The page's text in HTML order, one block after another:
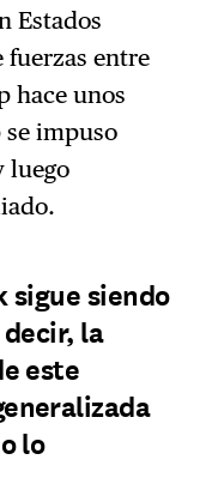
Estados
fuerzas entre
hace unos
impuso
luego
sigue siendo
la
este
lo